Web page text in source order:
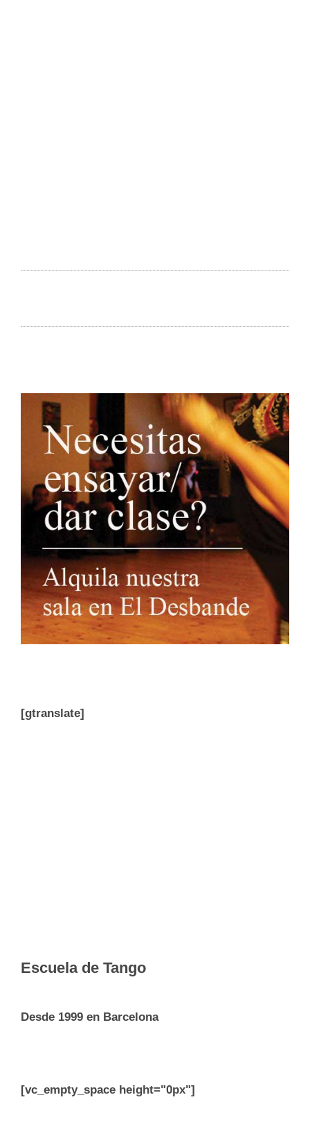
[gtranslate]
Escuela de Tango
Desde 1999 en Barcelona
[vc_empty_space height="0px"]